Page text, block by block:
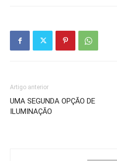
Artigo anterior
UMA SEGUNDA OPÇÃO DE
ILUMINAÇÃO